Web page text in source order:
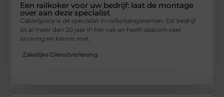
Een railkoker voor uw bedrijf: laat de montage
over aan deze specialist
CableSpace is dé specialist in railkokersystemen. Dit bedrijf
zit al meer dan 20 jaar in het vak en heeft daarom veel
ervaring en kennis met
Zakelijke Dienstverlening